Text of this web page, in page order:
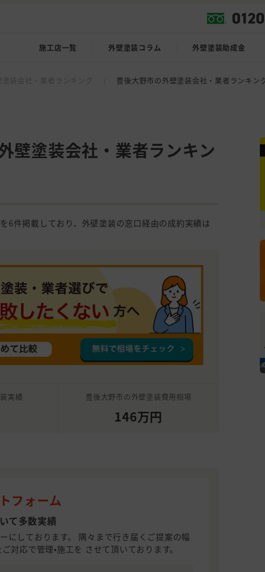
施工店一覧 外壁塗装コラム 外壁塗装助成金
豊後大野市の外壁塗装会社・業者ランキン
壁塗装会社・業者ランキン
6件掲載しており、外壁塗装の窓口経由の成約実績は
実績 豊後大野市の外壁塗装費用相場
146万円
フォーム
て多数実績
にしております。 隅々まで行き届くご提案の幅
対応で管理•施工を させて頂いております。